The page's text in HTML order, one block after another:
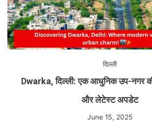
दिल्ली
Dwarka, दिल्ली: एक आधुनिक उप-नगर
और लेटेस्ट अपडेट
June 15, 2025